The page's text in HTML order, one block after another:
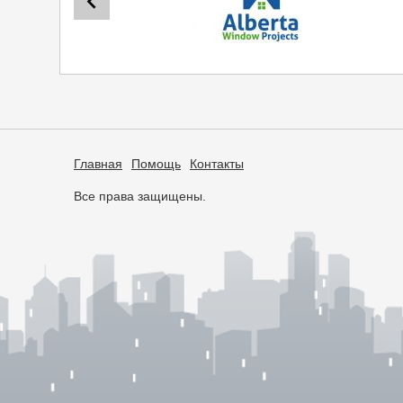
Главная Помощь Контакты
Все права защищены.